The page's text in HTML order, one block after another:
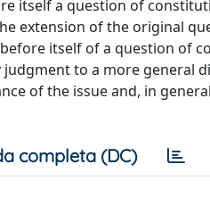
itself a question of
extension of the original
itself of a question of
to a more general
of the issue and, in
completa (DC)